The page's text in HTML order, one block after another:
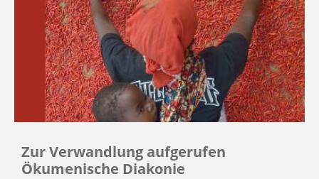
Zur Verwandlung aufgerufen
Ökumenische Diakonie